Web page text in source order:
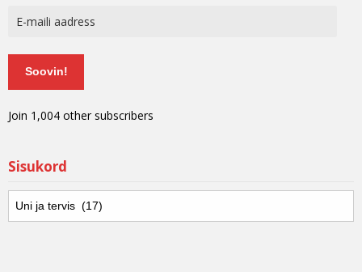
Soovin!
Join 1,004 other subscribers
Sisukord